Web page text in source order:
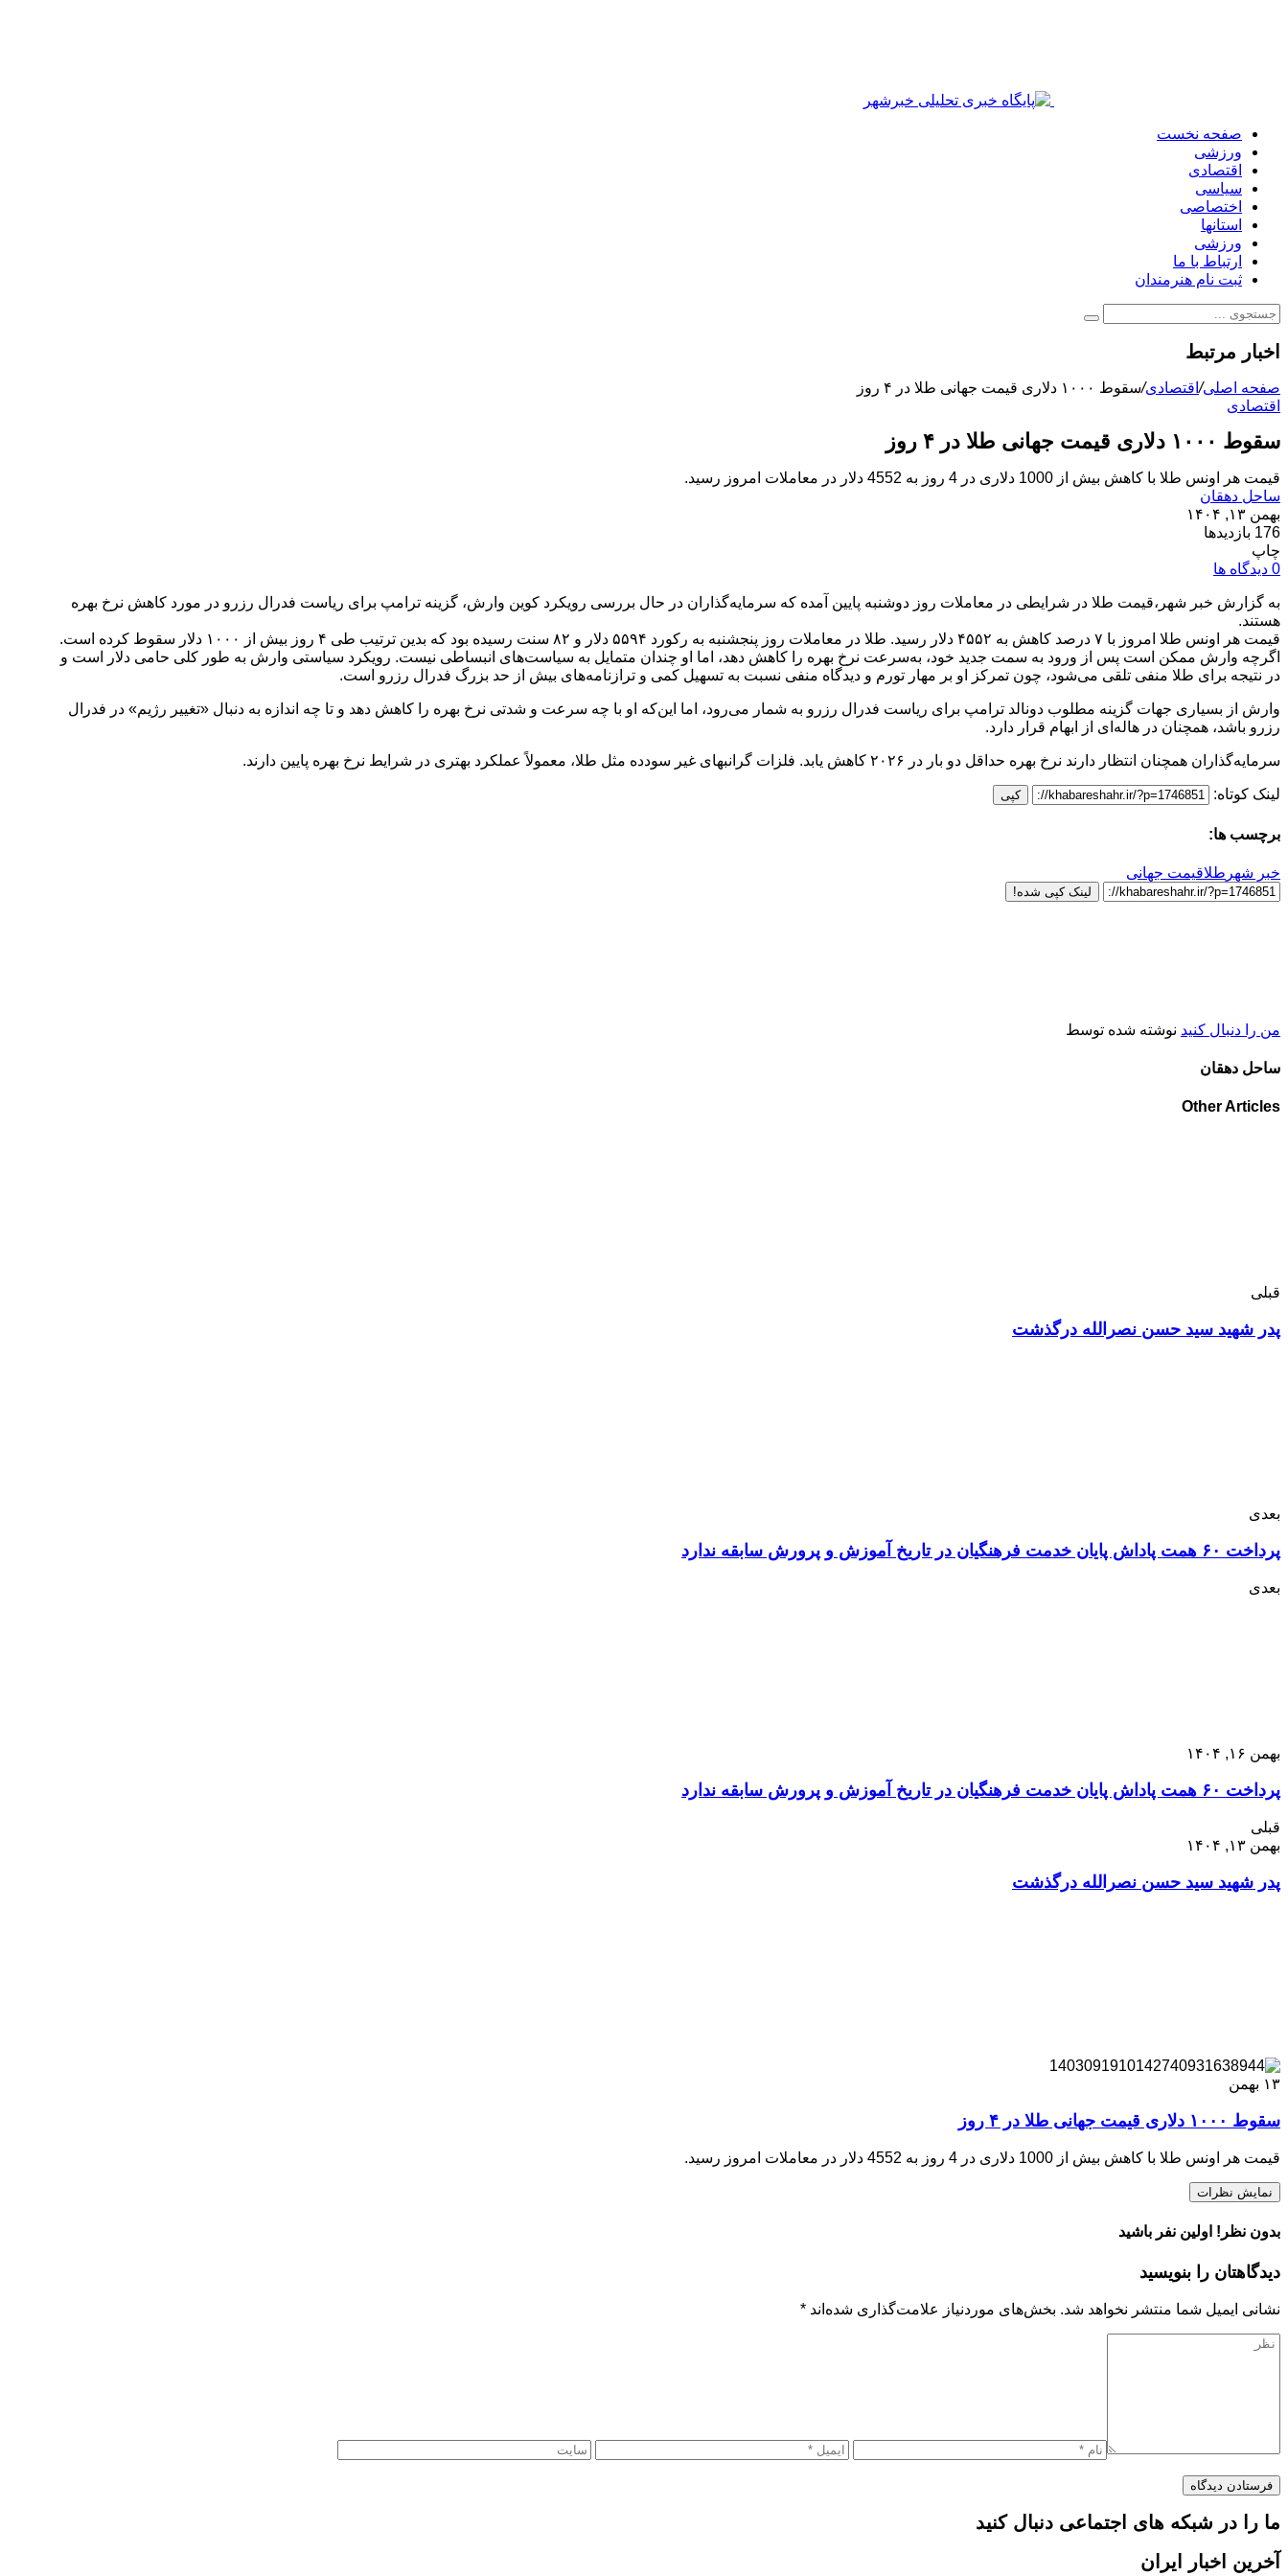
صفحه نخست
ورزشی
اقتصادی
سیاسی
اختصاصی
استانها
ورزشی
ارتباط با ما
ثبت نام هنرمندان
اخبار مرتبط
صفحه اصلی/اقتصادی/سقوط ۱۰۰۰ دلاری قیمت جهانی طلا در ۴ روز
اقتصادی
سقوط ۱۰۰۰ دلاری قیمت جهانی طلا در ۴ روز
قیمت هر اونس طلا با کاهش بیش از 1000 دلاری در 4 روز به 4552 دلار در معاملات امروز رسید.
ساحل دهقان
بهمن ۱۳, ۱۴۰۴
176 بازدیدها
چاپ
0 دیدگاه ها
به گزارش خبر شهر،قیمت طلا در شرایطی در معاملات روز دوشنبه پایین آمده که سرمایه‌گذاران در حال بررسی رویکرد کوین وارش، گزینه ترامپ برای ریاست فدرال رزرو در مورد کاهش نرخ بهره
هستند.
قیمت هر اونس طلا امروز با ۷ درصد کاهش به ۴۵۵۲ دلار رسید. طلا در معاملات روز پنجشنبه به رکورد ۵۵۹۴ دلار و ۸۲ سنت رسیده بود که بدین ترتیب طی ۴ روز بیش از ۱۰۰۰ دلار سقوط کرده است.
اگرچه وارش ممکن است پس از ورود به سمت جدید خود، به‌سرعت نرخ بهره را کاهش دهد، اما او چندان متمایل به سیاست‌های انبساطی نیست. رویکرد سیاستی وارش به طور کلی حامی دلار است و
در نتیجه برای طلا منفی تلقی می‌شود، چون تمرکز او بر مهار تورم و دیدگاه منفی نسبت به تسهیل کمی و ترازنامه‌های بیش از حد بزرگ فدرال رزرو است.
وارش از بسیاری جهات گزینه مطلوب دونالد ترامپ برای ریاست فدرال رزرو به شمار می‌رود، اما این‌که او با چه سرعت و شدتی نرخ‌ بهره را کاهش دهد و تا چه اندازه به دنبال «تغییر رژیم» در فدرال
رزرو باشد، همچنان در هاله‌ای از ابهام قرار دارد.
سرمایه‌گذاران همچنان انتظار دارند نرخ بهره حداقل دو بار در ۲۰۲۶ کاهش یابد. فلزات گرانبهای غیر سودده مثل طلا، معمولاً عملکرد بهتری در شرایط نرخ بهره پایین دارند.
لینک کوتاه: کپی
برچسب ها:
خبر شهر طلاقیمت جهانی
لینک کپی شده!
من را دنبال کنید نوشته شده توسط
ساحل دهقان
Other Articles
قبلی
پدر شهید سید حسن نصرالله درگذشت
بعدی
پرداخت ۶۰ همت پاداش پایان خدمت فرهنگیان در تاریخ آموزش‌ و پرورش سابقه ندارد
بعدی
بهمن ۱۶, ۱۴۰۴
پرداخت ۶۰ همت پاداش پایان خدمت فرهنگیان در تاریخ آموزش‌ و پرورش سابقه ندارد
قبلی
بهمن ۱۳, ۱۴۰۴
پدر شهید سید حسن نصرالله درگذشت
۱۳ بهمن
سقوط ۱۰۰۰ دلاری قیمت جهانی طلا در ۴ روز
قیمت هر اونس طلا با کاهش بیش از 1000 دلاری در 4 روز به 4552 دلار در معاملات امروز رسید.
نمایش نظرات
بدون نظر! اولین نفر باشید
دیدگاهتان را بنویسید
نشانی ایمیل شما منتشر نخواهد شد. بخش‌های موردنیاز علامت‌گذاری شده‌اند *
ما را در شبکه های اجتماعی دنبال کنید
آخرین اخبار ایران